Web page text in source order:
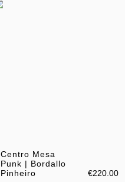
Centro Mesa
Punk | Bordallo
Pinheiro
€220.00